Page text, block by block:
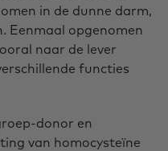
in de dunne darm,
Eenmaal opgenomen
naar de lever
functies
donor en
van homocysteïne